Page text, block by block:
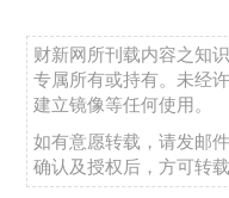
财新网所刊载内容之知
专属所有或持有。未经
建立镜像等任何使用。
如有意愿转载，请发邮
确认及授权后，方可转载